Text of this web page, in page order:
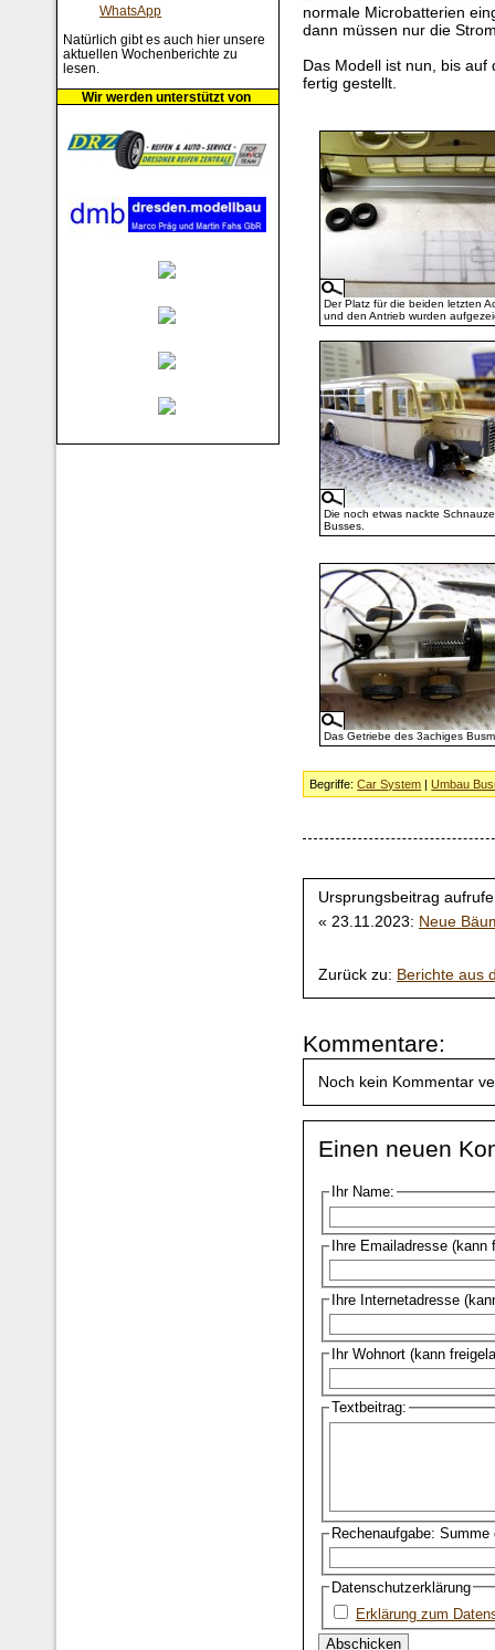
normale Microbatterien
dann müssen nur die
Das Modell ist nun, bis
fertig gestellt.
Der Platz für die beiden letzten
und den Antrieb wurden
Die noch etwas nackte
Busses.
Das Getriebe des 3achiges
Begriffe:Car System |Umbau
Ursprungsbeitrag
« 23.11.2023: Neue
Zurück zu: Berichte aus
Kommentare:
Noch kein Kommentar
Einen neuen
Ihr Name:
Ihre Emailadresse
Ihre Internetadresse
Ihr Wohnort (kann
Textbeitrag:
Rechenaufgabe:
Datenschutzerklärung
Erklärung zum
WhatsApp
Natürlich gibt es auch hier unsere
aktuellen Wochenberichte zu
lesen.
Wir werden unterstützt von